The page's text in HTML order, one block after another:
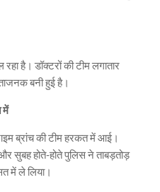
है। डॉक्टरों की टीम लगातार
बनी हुई है।
में
ब्रांच की टीम हरकत में आई।
सुबह होते-होते पुलिस ने ताबड़तोड़
में ले लिया।